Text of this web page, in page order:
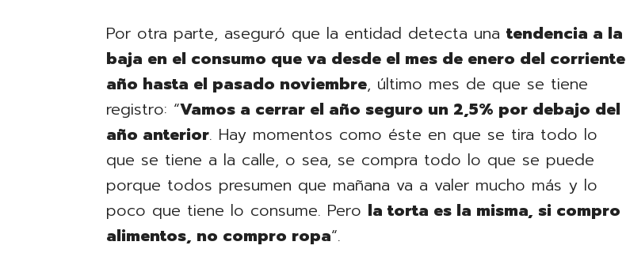
Por otra parte, aseguró que la entidad detecta unatendencia a la
baja en el consumo que va desde el mes de enero del corriente
año hasta el pasado noviembre, último mes de que se tiene
registro: “Vamos a cerrar el año seguro un 2,5% por debajo del
año anterior. Hay momentos como éste en que se tira todo lo
que se tiene a la calle, o sea, se compra todo lo que se puede
porque todos presumen que mañana va a valer mucho más y lo
poco que tiene lo consume. Pero la torta es la misma, si compro
alimentos, no compro ropa“.